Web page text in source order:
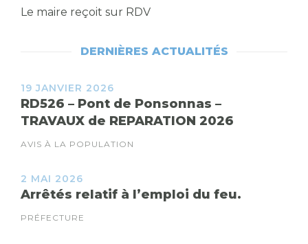
Le maire reçoit sur RDV
DERNIÈRES ACTUALITÉS
19 JANVIER 2026
RD526 – Pont de Ponsonnas –
TRAVAUX de REPARATION 2026
AVIS À LA POPULATION
2 MAI 2026
Arrêtés relatif à l’emploi du feu.
PRÉFECTURE